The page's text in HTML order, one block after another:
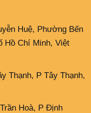
Huệ, Phường Bến
Hồ Chí Minh, Việt
Thạnh, P Tây Thạnh,
Hoà, P Định